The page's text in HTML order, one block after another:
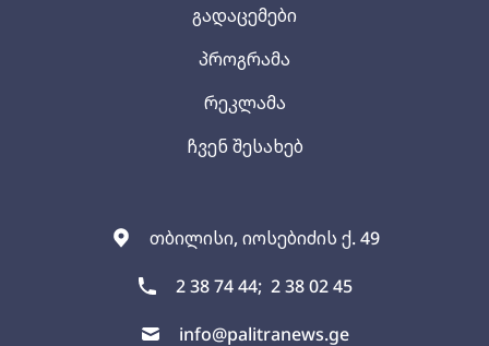
თბილისი, იოსებიძის ქ. 49
2 38 74 44; 2 38 02 45
info@palitranews.ge
გადაცემები
პროგრამა
რეკლამა
ჩვენ შესახებ